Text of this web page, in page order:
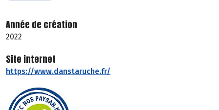
Année de création
2022
Site internet
https://www.danstaruche.fr/